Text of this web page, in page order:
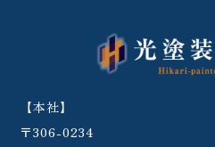
【本社】
〒306-0234